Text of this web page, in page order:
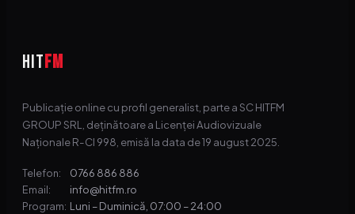
HITFM
Publicație online cu profil generalist, parte a SC HITFM
GROUP SRL, deținătoare a Licenței Audiovizuale
Naționale R-CI 998, emisă la data de 19 august 2025.
Telefon: 0766 886 886
Email: info@hitfm.ro
Program: Luni – Duminică, 07:00 – 24:00